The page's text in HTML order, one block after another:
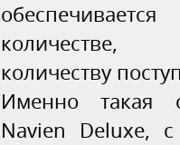
количестве,
количеству
Именно такая
Navien Deluxe, с